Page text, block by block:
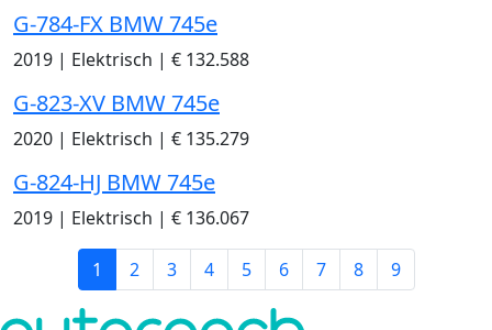
G-784-FX BMW 745e
2019 | Elektrisch | € 132.588
G-823-XV BMW 745e
2020 | Elektrisch | € 135.279
G-824-HJ BMW 745e
2019 | Elektrisch | € 136.067
1 2 3 4 5 6 7 8 9